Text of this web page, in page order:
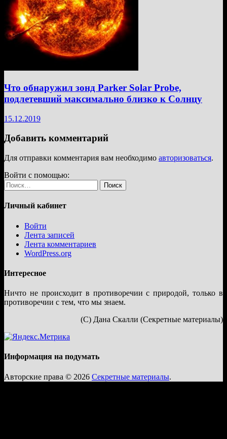
Что обнаружил зонд Parker Solar Probe,
подлетевший максимально близко к Солнцу
15.12.2019
Добавить комментарий
Для отправки комментария вам необходимо авторизоваться.
Войти с помощью:
Найти:
Личный кабинет
Войти
Лента записей
Лента комментариев
WordPress.org
Интересное
Ничто не происходит в противоречии с природой, только в
противоречии с тем, что мы знаем.
(С) Дана Скалли (Секретные материалы)
Информация на подумать
Авторские права © 2026 Секретные материалы.